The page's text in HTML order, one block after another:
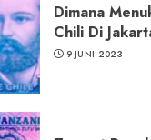
Dimana
Chili Di
9 JUNI 2023